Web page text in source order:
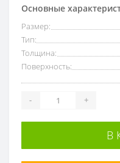
Основные
Размер:
Тип:
Толщина:
Поверхность:
- +
В